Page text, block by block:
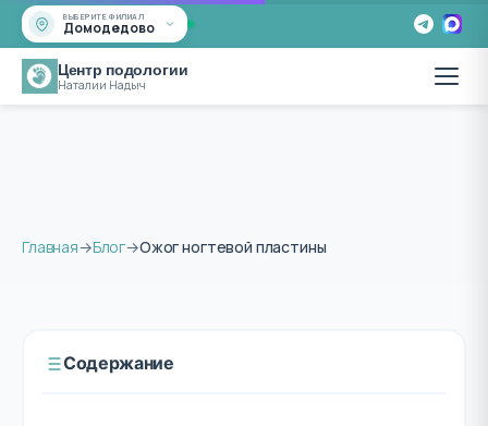
ВЫБЕРИТЕ ФИЛИАЛ
Домодедово
Центр подологии
Наталии Надыч
Главная→Блог→Ожог ногтевой пластины
Содержание